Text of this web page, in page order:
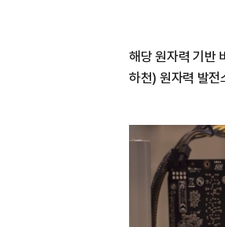
해당 원자력 기반
하천) 원자력 발전